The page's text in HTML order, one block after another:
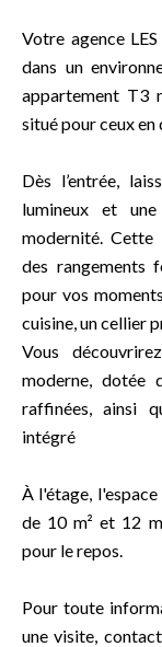
Votre agence
dans un
appartement T3
situé pour ceux
Dès l’entrée,
lumineux et
modernité. Cette
des rangements
pour vos
cuisine, un cellier
Vous
moderne, dotée
raffinées, ainsi
intégré
À l'étage,
de 10 m² et 12
pour le repos.
Pour toute
une visite,